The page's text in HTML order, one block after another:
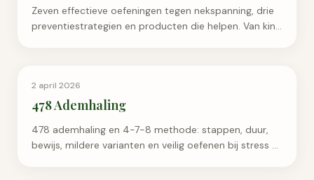
Zeven effectieve oefeningen tegen nekspanning, drie
preventiestrategien en producten die helpen. Van kin-
Ademhaling & Ontspanning
2 april 2026
478 Ademhaling
478 ademhaling en 4-7-8 methode: stappen, duur,
bewijs, mildere varianten en veilig oefenen bij stress of